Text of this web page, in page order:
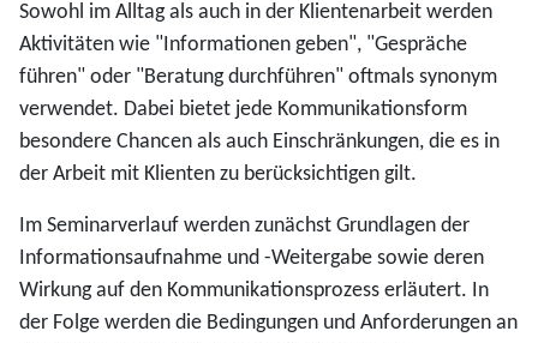
Sowohl im Alltag als auch in der Klientenarbeit werden
Aktivitäten wie "Informationen geben", "Gespräche
führen" oder "Beratung durchführen" oftmals synonym
verwendet. Dabei bietet jede Kommunikationsform
besondere Chancen als auch Einschränkungen, die es in
der Arbeit mit Klienten zu berücksichtigen gilt.
Im Seminarverlauf werden zunächst Grundlagen der
Informationsaufnahme und -Weitergabe sowie deren
Wirkung auf den Kommunikationsprozess erläutert. In
der Folge werden die Bedingungen und Anforderungen an